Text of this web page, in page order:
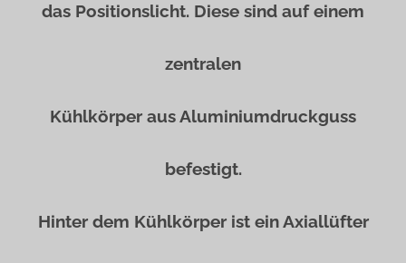
das Positionslicht. Diese sind auf einem
zentralen
Kühlkörper aus Aluminiumdruckguss
befestigt.
Hinter dem Kühlkörper ist ein Axiallüfter